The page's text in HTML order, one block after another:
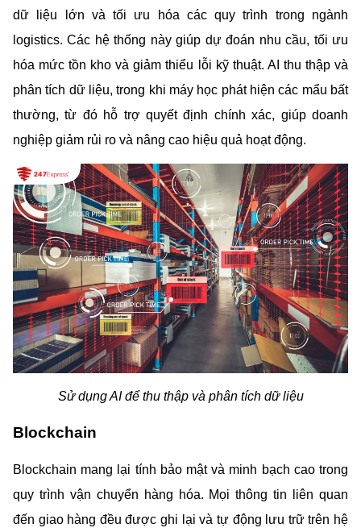
dữ liệu lớn và tối ưu hóa các quy trình trong ngành
logistics. Các hệ thống này giúp dự đoán nhu cầu, tối ưu
hóa mức tồn kho và giảm thiểu lỗi kỹ thuật. AI thu thập và
phân tích dữ liệu, trong khi máy học phát hiện các mẩu bất
thường, từ đó hỗ trợ quyết định chính xác, giúp doanh
nghiệp giảm rủi ro và nâng cao hiệu quả hoạt động.
Sử dụng AI để thu thập và phân tích dữ liệu
Blockchain
Blockchain mang lại tính bảo mật và minh bạch cao trong
quy trình vận chuyển hàng hóa. Mọi thông tin liên quan
đến giao hàng đều được ghi lại và tự động lưu trữ trên hệ